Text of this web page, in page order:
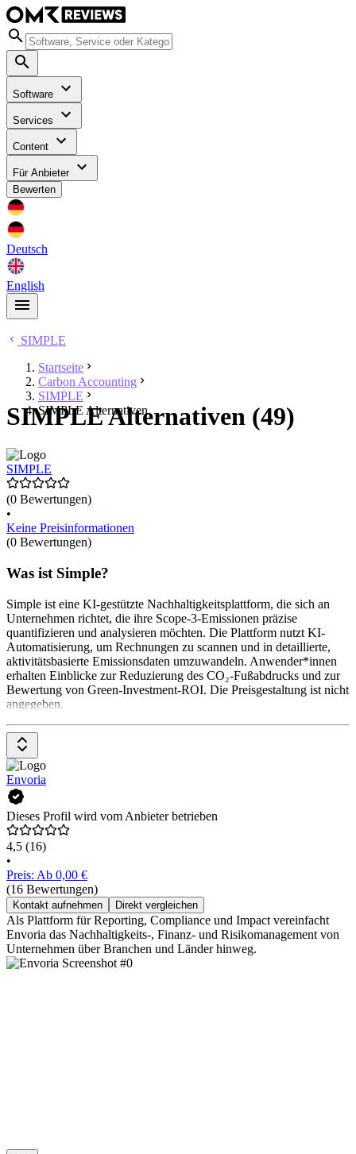
Software
Services
Content
Für Anbieter
Bewerten
Deutsch
English
SIMPLE
Startseite
Carbon Accounting
SIMPLE
SIMPLE Alternativen
SIMPLE Alternativen (49)
SIMPLE
(0 Bewertungen)
•
Keine Preisinformationen
(0 Bewertungen)
Was ist Simple?
Simple ist eine KI-gestützte Nachhaltigkeitsplattform, die sich an
Unternehmen richtet, die ihre Scope-3-Emissionen präzise
quantifizieren und analysieren möchten. Die Plattform nutzt KI-
Automatisierung, um Rechnungen zu scannen und in detaillierte,
aktivitätsbasierte Emissionsdaten umzuwandeln. Anwender*innen
erhalten Einblicke zur Reduzierung des CO₂-Fußabdrucks und zur
Bewertung von Green-Investment-ROI. Die Preisgestaltung ist nicht
angegeben.
Envoria
Dieses Profil wird vom Anbieter betrieben
4,5 (16)
•
Preis: Ab 0,00 €
(16 Bewertungen)
Kontakt aufnehmen Direkt vergleichen
Als Plattform für Reporting, Compliance und Impact vereinfacht
Envoria das Nachhaltigkeits-, Finanz- und Risikomanagement von
Unternehmen über Branchen und Länder hinweg.